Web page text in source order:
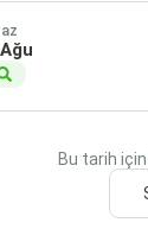
Bu tarih